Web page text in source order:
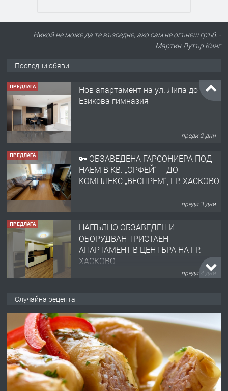
Никой не може да те възседне, ако сам не огънеш гръб. -
Мартин Лутър Кинг
Последни обяви
ПРЕДЛАГА
Нов апартамент на ул. Липа до
Езикова гимназия
преди 2 дни
ПРЕДЛАГА
🔑 ОБЗАВЕДЕНА ГАРСОНИЕРА ПОД
НАЕМ В КВ. „ОРФЕЙ“ – ДО
КОМПЛЕКС „ВЕСПРЕМ“, ГР. ХАСКОВО
преди 3 дни
ПРЕДЛАГА
НАПЪЛНО ОБЗАВЕДЕН И
ОБОРУДВАН ТРИСТАЕН
АПАРТАМЕНТ В ЦЕНТЪРА НА ГР.
ХАСКОВО
преди 4 дни
ПРЕДЛАГА
№4120 Магазин/Офис под наем в кв.
Любен Каравелов, Хасково-близо до
градската градина!
Случайна рецепта